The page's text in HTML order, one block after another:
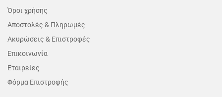
Όροι χρήσης
Αποστολές & Πληρωμές
Ακυρώσεις & Επιστροφές
Επικοινωνία
Εταιρείες
Φόρμα Επιστροφής